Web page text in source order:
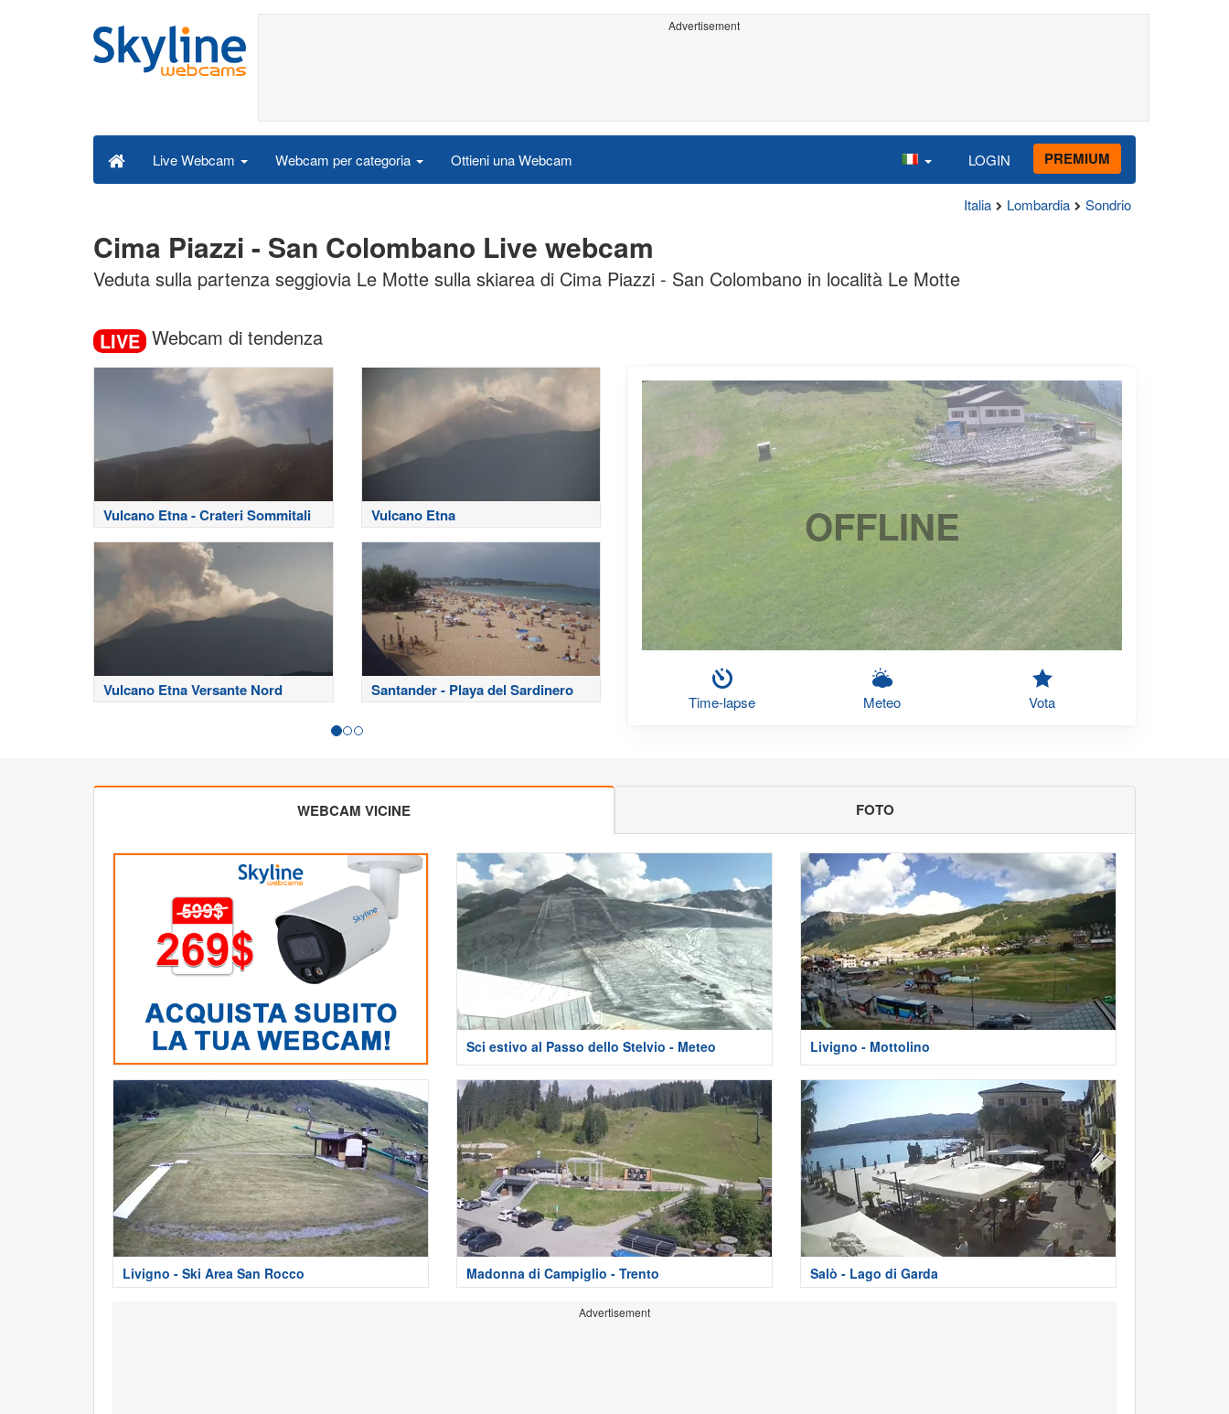
Advertisement
Live Webcam Webcam per categoria Ottieni una Webcam LOGIN PREMIUM
Italia Lombardia Sondrio
Cima Piazzi - San Colombano Live webcam
Veduta sulla partenza seggiovia Le Motte sulla skiarea di Cima Piazzi - San Colombano in località Le Motte
LIVE Webcam di tendenza
Vulcano Etna - Crateri Sommitali Vulcano Etna
Vulcano Etna Versante Nord Santander - Playa del Sardinero
OFFLINE
Time-lapse Meteo Vota
WEBCAM VICINE FOTO
Sci estivo al Passo dello Stelvio - Meteo Livigno - Mottolino
Livigno - Ski Area San Rocco Madonna di Campiglio - Trento Salò - Lago di Garda
Advertisement